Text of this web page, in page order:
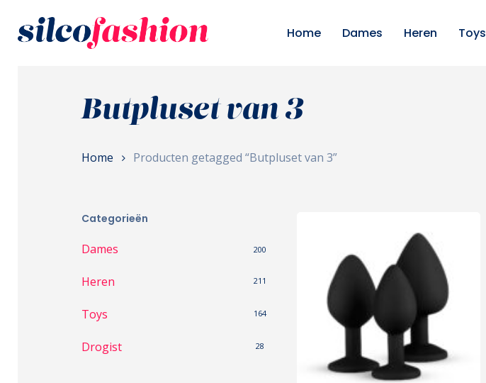
Home Dames Heren Toys
Butpluset van 3
Home Producten getagged “Butpluset van 3”
Categorieën
Dames 200
Heren 211
Toys 164
Drogist 28